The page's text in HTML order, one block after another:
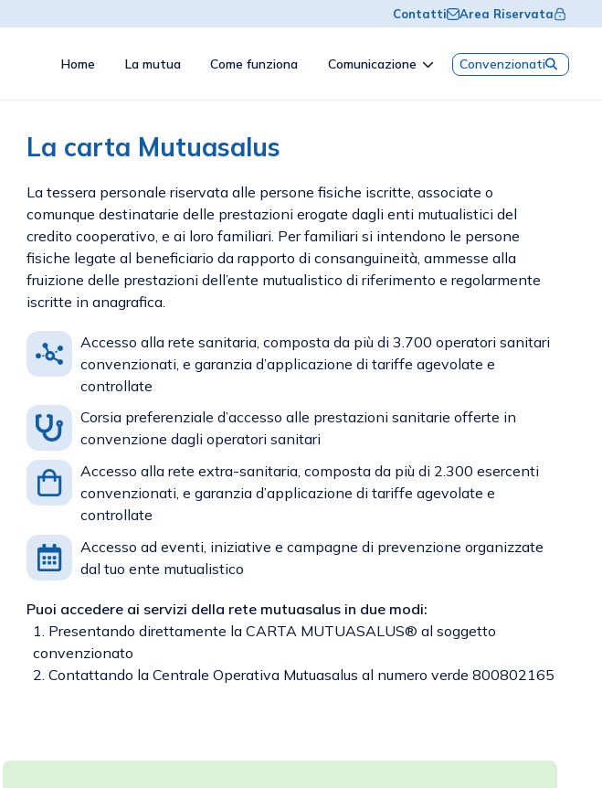
Contatti Area Riservata
Home La mutua Come funziona Comunicazione Convenzionati
La carta Mutuasalus
La tessera personale riservata alle persone fisiche iscritte, associate o
comunque destinatarie delle prestazioni erogate dagli enti mutualistici del
credito cooperativo, e ai loro familiari. Per familiari si intendono le persone
fisiche legate al beneficiario da rapporto di consanguineità, ammesse alla
fruizione delle prestazioni dell’ente mutualistico di riferimento e regolarmente
iscritte in anagrafica.
Accesso alla rete sanitaria, composta da più di 3.700 operatori sanitari
convenzionati, e garanzia d’applicazione di tariffe agevolate e
controllate
Corsia preferenziale d’accesso alle prestazioni sanitarie offerte in
convenzione dagli operatori sanitari
Accesso alla rete extra-sanitaria, composta da più di 2.300 esercenti
convenzionati, e garanzia d’applicazione di tariffe agevolate e
controllate
Accesso ad eventi, iniziative e campagne di prevenzione organizzate
dal tuo ente mutualistico
Puoi accedere ai servizi della rete mutuasalus in due modi:
1. Presentando direttamente la CARTA MUTUASALUS® al soggetto
convenzionato
2. Contattando la Centrale Operativa Mutuasalus al numero verde 800802165